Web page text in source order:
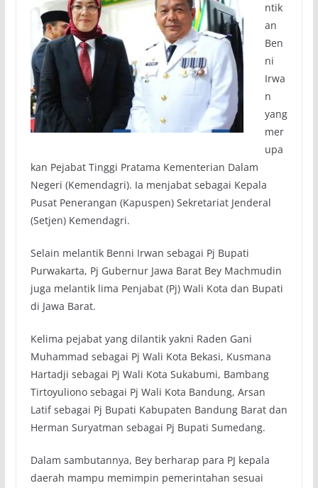
ntik
an
Ben
ni
Irwa
n
yang
mer
upa
kan Pejabat Tinggi Pratama Kementerian Dalam
Negeri (Kemendagri). Ia menjabat sebagai Kepala
Pusat Penerangan (Kapuspen) Sekretariat Jenderal
(Setjen) Kemendagri.
Selain melantik Benni Irwan sebagai Pj Bupati
Purwakarta, Pj Gubernur Jawa Barat Bey Machmudin
juga melantik lima Penjabat (Pj) Wali Kota dan Bupati
di Jawa Barat.
Kelima pejabat yang dilantik yakni Raden Gani
Muhammad sebagai Pj Wali Kota Bekasi, Kusmana
Hartadji sebagai Pj Wali Kota Sukabumi, Bambang
Tirtoyuliono sebagai Pj Wali Kota Bandung, Arsan
Latif sebagai Pj Bupati Kabupaten Bandung Barat dan
Herman Suryatman sebagai Pj Bupati Sumedang.
Dalam sambutannya, Bey berharap para PJ kepala
daerah mampu memimpin pemerintahan sesuai